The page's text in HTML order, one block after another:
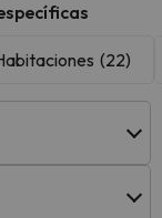
(22)